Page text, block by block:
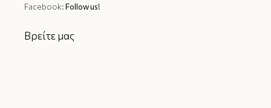
Facebook:Follow us!
Βρείτε μας